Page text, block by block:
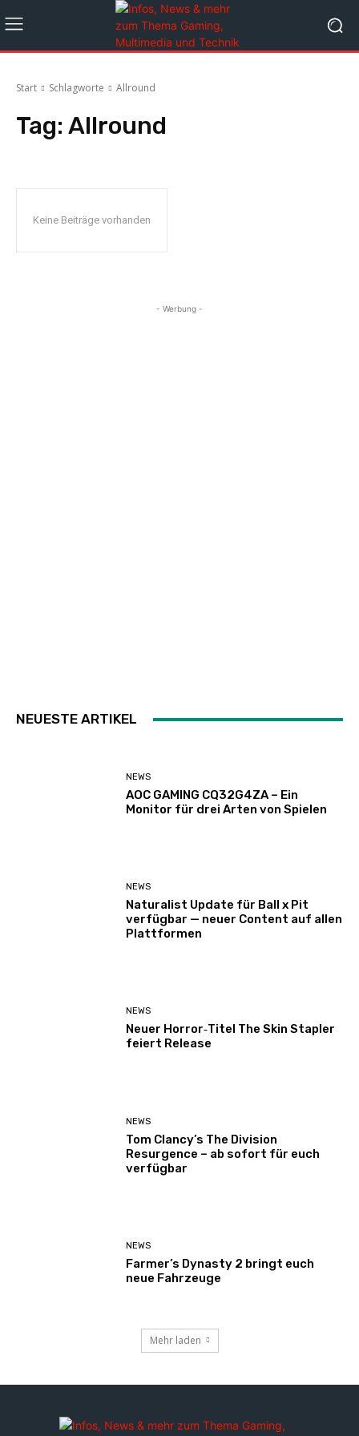
Start Schlagworte Allround
Tag: Allround
Keine Beiträge vorhanden
- Werbung -
NEUESTE ARTIKEL
NEWS
AOC GAMING CQ32G4ZA – Ein
Monitor für drei Arten von Spielen
NEWS
Naturalist Update für Ball x Pit
verfügbar — neuer Content auf allen
Plattformen
NEWS
Neuer Horror‑Titel The Skin Stapler
feiert Release
NEWS
Tom Clancy’s The Division
Resurgence – ab sofort für euch
verfügbar
NEWS
Farmer’s Dynasty 2 bringt euch
neue Fahrzeuge
Mehr laden